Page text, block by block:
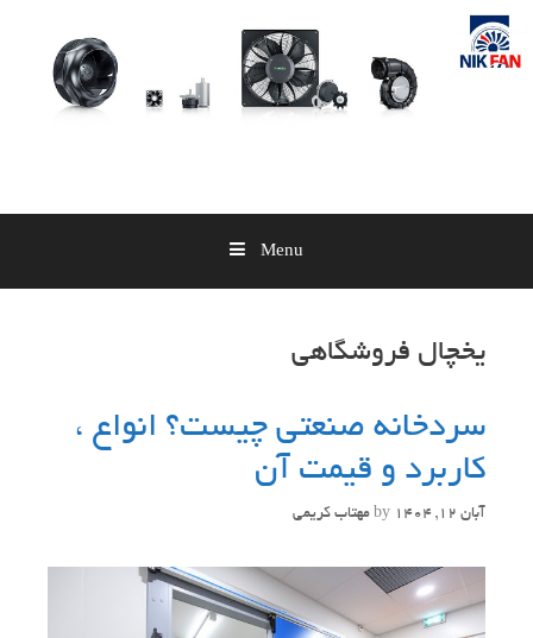
Skip
content
Menu
یخچال فروشگاهی
سردخانه‌ صنعتی چیست؟ انواع ،
کاربرد و قیمت آن
آبان 12, 1404 by مهتاب کریمی